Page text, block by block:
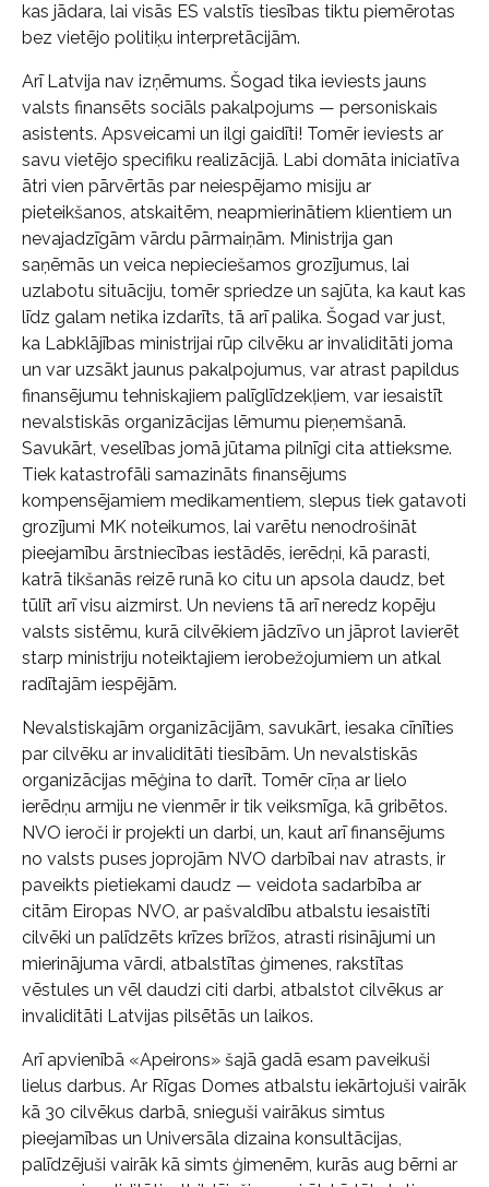
kas jādara, lai visās ES valstīs tiesības tiktu piemērotas
bez vietējo politiķu interpretācijām.
Arī Latvija nav izņēmums. Šogad tika ieviests jauns
valsts finansēts sociāls pakalpojums — personiskais
asistents. Apsveicami un ilgi gaidīti! Tomēr ieviests ar
savu vietējo specifiku realizācijā. Labi domāta iniciatīva
ātri vien pārvērtās par neiespējamo misiju ar
pieteikšanos, atskaitēm, neapmierinātiem klientiem un
nevajadzīgām vārdu pārmaiņām. Ministrija gan
saņēmās un veica nepieciešamos grozījumus, lai
uzlabotu situāciju, tomēr spriedze un sajūta, ka kaut kas
līdz galam netika izdarīts, tā arī palika. Šogad var just,
ka Labklājības ministrijai rūp cilvēku ar invaliditāti joma
un var uzsākt jaunus pakalpojumus, var atrast papildus
finansējumu tehniskajiem palīglīdzekļiem, var iesaistīt
nevalstiskās organizācijas lēmumu pieņemšanā.
Savukārt, veselības jomā jūtama pilnīgi cita attieksme.
Tiek katastrofāli samazināts finansējums
kompensējamiem medikamentiem, slepus tiek gatavoti
grozījumi MK noteikumos, lai varētu nenodrošināt
pieejamību ārstniecības iestādēs, ierēdņi, kā parasti,
katrā tikšanās reizē runā ko citu un apsola daudz, bet
tūlīt arī visu aizmirst. Un neviens tā arī neredz kopēju
valsts sistēmu, kurā cilvēkiem jādzīvo un jāprot lavierēt
starp ministriju noteiktajiem ierobežojumiem un atkal
radītajām iespējām.
Nevalstiskajām organizācijām, savukārt, iesaka cīnīties
par cilvēku ar invaliditāti tiesībām. Un nevalstiskās
organizācijas mēģina to darīt. Tomēr cīņa ar lielo
ierēdņu armiju ne vienmēr ir tik veiksmīga, kā gribētos.
NVO ieroči ir projekti un darbi, un, kaut arī finansējums
no valsts puses joprojām NVO darbībai nav atrasts, ir
paveikts pietiekami daudz — veidota sadarbība ar
citām Eiropas NVO, ar pašvaldību atbalstu iesaistīti
cilvēki un palīdzēts krīzes brīžos, atrasti risinājumi un
mierinājuma vārdi, atbalstītas ģimenes, rakstītas
vēstules un vēl daudzi citi darbi, atbalstot cilvēkus ar
invaliditāti Latvijas pilsētās un laikos.
Arī apvienībā «Apeirons» šajā gadā esam paveikuši
lielus darbus. Ar Rīgas Domes atbalstu iekārtojuši vairāk
kā 30 cilvēkus darbā, snieguši vairākus simtus
pieejamības un Universāla dizaina konsultācijas,
palīdzējuši vairāk kā simts ģimenēm, kurās aug bērni ar